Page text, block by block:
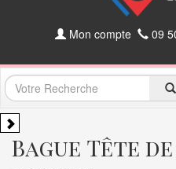
Mon compte 09
Bague Tête